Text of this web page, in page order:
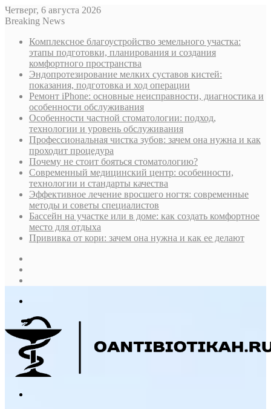
Четверг, 6 августа 2026
Breaking News
Комплексное благоустройство земельного участка:
этапы подготовки, планирования и создания
комфортного пространства
Эндопротезирование мелких суставов кистей:
показания, подготовка и ход операции
Ремонт iPhone: основные неисправности, диагностика и
особенности обслуживания
Особенности частной стоматологии: подход,
технологии и уровень обслуживания
Профессиональная чистка зубов: зачем она нужна и как
проходит процедура
Почему не стоит бояться стоматологию?
Современный медицинский центр: особенности,
технологии и стандарты качества
Эффективное лечение вросшего ногтя: современные
методы и советы специалистов
Бассейн на участке или в доме: как создать комфортное
место для отдыха
Прививка от кори: зачем она нужна и как ее делают